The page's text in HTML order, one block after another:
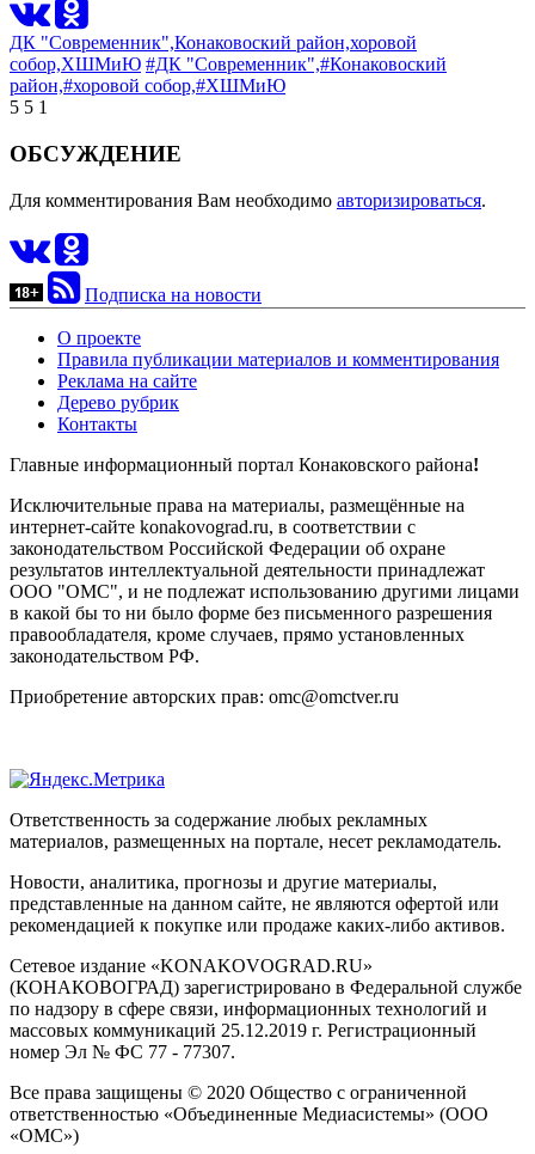
ДК "Современник",Конаковоский район,хоровой
собор,ХШМиЮ #ДК "Современник",#Конаковоский
район,#хоровой собор,#ХШМиЮ
5 5 1
ОБСУЖДЕНИЕ
Для комментирования Вам необходимо авторизироваться.
Подписка на новости
О проекте
Правила публикации материалов и комментирования
Реклама на сайте
Дерево рубрик
Контакты
Главные информационный портал Конаковского района!
Исключительные права на материалы, размещённые на
интернет-сайте konakovograd.ru, в соответствии с
законодательством Российской Федерации об охране
результатов интеллектуальной деятельности принадлежат
ООО "ОМС", и не подлежат использованию другими лицами
в какой бы то ни было форме без письменного разрешения
правообладателя, кроме случаев, прямо установленных
законодательством РФ.
Приобретение авторских прав: omc@omctver.ru
Ответственность за содержание любых рекламных
материалов, размещенных на портале, несет рекламодатель.
Новости, аналитика, прогнозы и другие материалы,
представленные на данном сайте, не являются офертой или
рекомендацией к покупке или продаже каких-либо активов.
Сетевое издание «KONAKOVOGRAD.RU»
(КОНАКОВОГРАД) зарегистрировано в Федеральной службе
по надзору в сфере связи, информационных технологий и
массовых коммуникаций 25.12.2019 г. Регистрационный
номер Эл № ФС 77 - 77307.
Все права защищены © 2020 Общество с ограниченной
ответственностью «Объединенные Медиасистемы» (ООО
«ОМС»)